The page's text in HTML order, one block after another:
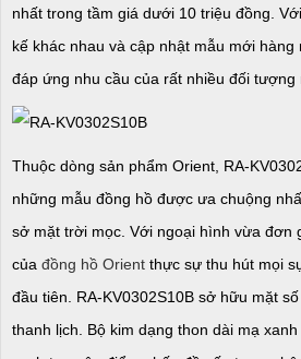
nhất trong tầm giá dưới 10 triệu đồng.
kế khác nhau và cập nhật mẫu mới hàng
đáp ứng nhu cầu của rất nhiều đối tượng
Thuộc dòng sản phẩm Orient, RA-
những mẫu đồng hồ được ưa chuộng
sở mặt trời mọc. Với ngoại hình vừa đơn
của đồng hồ Orient thực sự thu hút mọi
đầu tiên. RA-KV0302S10B sở hữu mặt
thanh lịch. Bộ kim dạng thon dài mạ